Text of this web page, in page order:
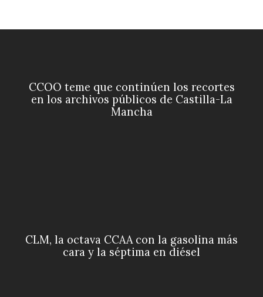
CCOO teme que continúen los recortes
en los archivos públicos de Castilla-La
Mancha
CLM, la octava CCAA con la gasolina más
cara y la séptima en diésel